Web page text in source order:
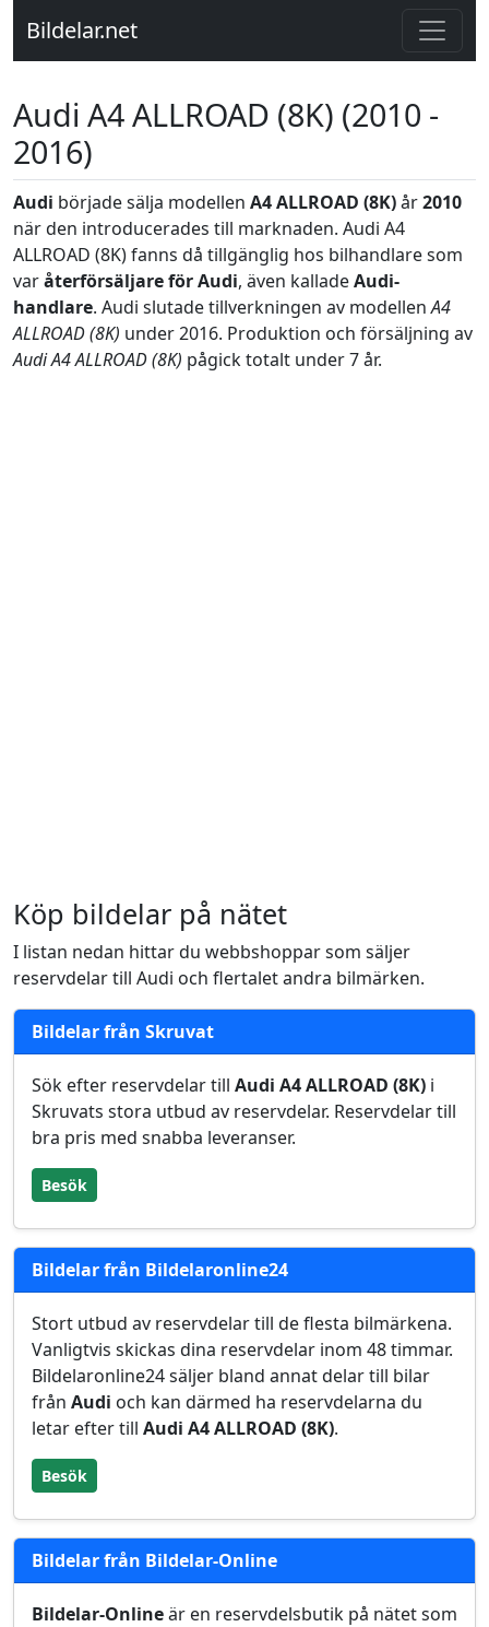
Bildelar.net
Audi A4 ALLROAD (8K) (2010 -
2016)
Audi började sälja modellen A4 ALLROAD (8K)år2010
när den introducerades till marknaden. Audi A4
ALLROAD (8K) fanns då tillgänglig hos bilhandlare som
varåterförsäljare för Audi, även kalladeAudi-
handlare. Audi slutade tillverkningen av modellenA4
ALLROAD (8K) under 2016. Produktion och försäljning av
Audi A4 ALLROAD (8K) pågick totalt under 7 år.
Köp bildelar på nätet
I listan nedan hittar du webbshoppar som säljer
reservdelar till Audi och flertalet andra bilmärken.
Bildelar från Skruvat
Sök efter reservdelar till Audi A4 ALLROAD (8K) i
Skruvats stora utbud av reservdelar. Reservdelar till
bra pris med snabba leveranser.
Besök
Bildelar från Bildelaronline24
Stort utbud av reservdelar till de flesta bilmärkena.
Vanligtvis skickas dina reservdelar inom 48 timmar.
Bildelaronline24 säljer bland annat delar till bilar
från Audi och kan därmed ha reservdelarna du
letar efter till Audi A4 ALLROAD (8K).
Besök
Bildelar från Bildelar-Online
Bildelar-Onlineär en reservdelsbutik på nätet som